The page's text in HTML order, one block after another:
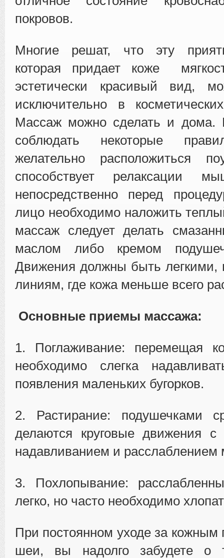
покровов.
Многие решат, что эту
которая придает коже
эстетически красивый вид,
исключительно в
Массаж можно сделать и дома.
соблюдать некоторые
желательно расположиться
способствует релаксации
непосредственно перед
лицо необходимо наложить
массаж следует делать
маслом либо кремом
Движения должны быть
линиям, где кожа меньше всего
Основные приемы массажа:
1. Поглаживание: перемещая
необходимо слегка
появления маленьких бугорков.
2. Растирание: подушечками
делаются круговые движения с
надавливанием и
3. Похлопывание:
легко, но часто необходимо
При постоянном уходе за кожным
шеи, вы надолго забудете о